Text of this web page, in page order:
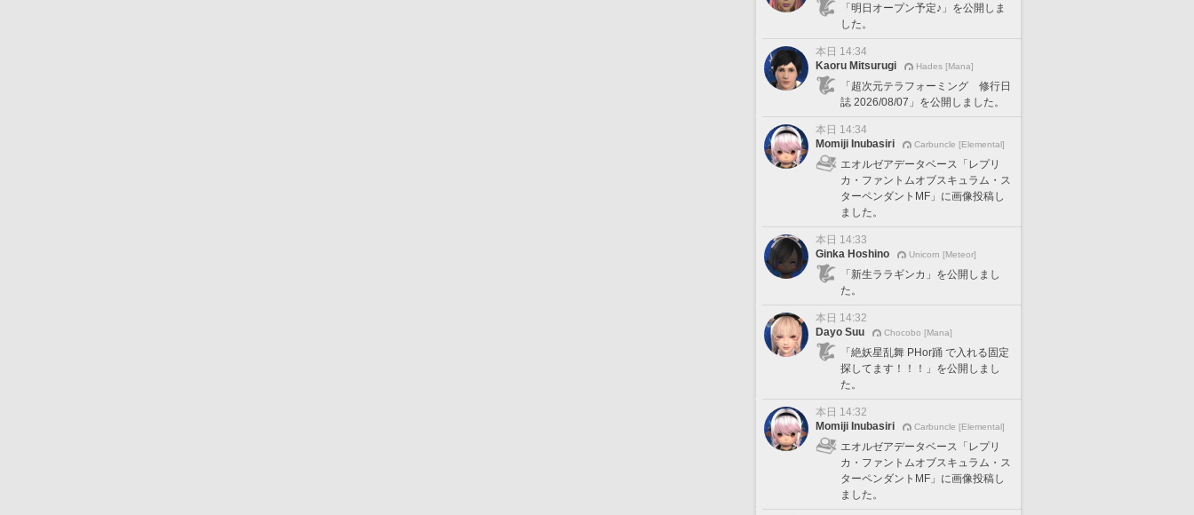
「明日オープン予定♪」を公開しま
した。
本日 14:34
Kaoru Mitsurugi
Hades [Mana]
「超次元テラフォーミング 修行日
誌 2026/08/07」を公開しました。
本日 14:34
Momiji Inubasiri
Carbuncle [Elemental]
エオルゼアデータベース「レプリ
カ・ファントムオブスキュラム・ス
ターペンダントMF」に画像投稿し
ました。
本日 14:33
Ginka Hoshino
Unicorn [Meteor]
「新生ララギンカ」を公開しまし
た。
本日 14:32
Dayo Suu
Chocobo [Mana]
「絶妖星乱舞 PHor踊 で入れる固定
探してます！！！」を公開しまし
た。
本日 14:32
Momiji Inubasiri
Carbuncle [Elemental]
エオルゼアデータベース「レプリ
カ・ファントムオブスキュラム・ス
ターペンダントMF」に画像投稿し
ました。